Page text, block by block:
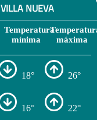
NUEVA
Temperatura
mínima
máxima
18° 26°
16° 22°